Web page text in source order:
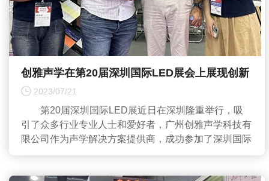
创雅声学在第20届深圳国际LED展会上展现创新
与卓越
2023/07/21
第20届深圳国际LED展近日在深圳隆重举行，吸
引了众多行业专业人士和爱好者，广州创雅声学科技有
限公司作为声学解决方案提供商，成功参加了深圳国际
LED展会，...